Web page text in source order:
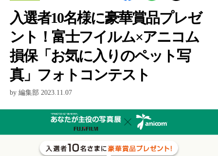
入選者10名様に豪華賞品プレゼ
ント！富士フイルム×アニコム
損保「お気に入りのペット写
真」フォトコンテスト
by 編集部 2023.11.07